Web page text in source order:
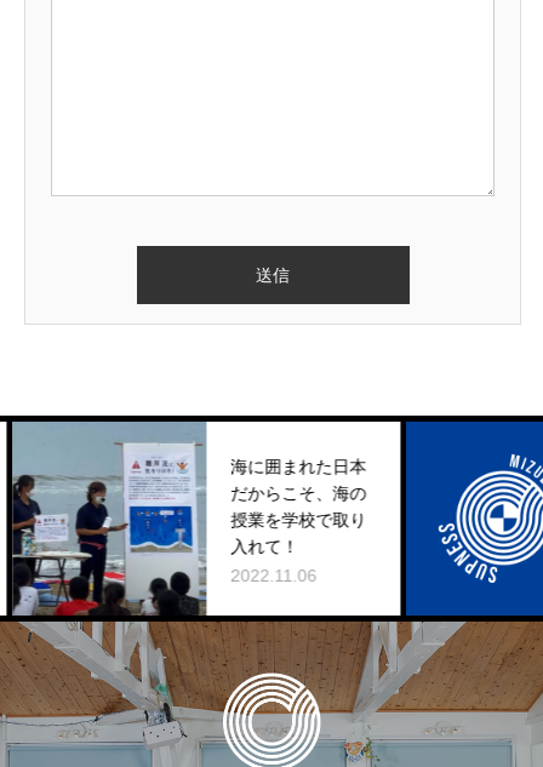
海に囲まれた日本
だからこそ、海の
授業を学校で取り
入れて！
2022.11.06